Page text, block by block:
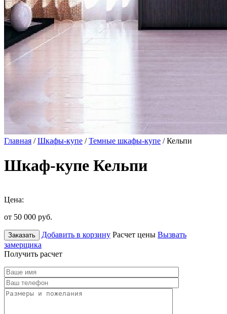
Главная /Шкафы-купе /Темные шкафы-купе / Кельпи
Шкаф-купе Кельпи
Цена:
от 50 000 руб.
Заказать Добавить в корзину Расчет цены Вызвать
замерщика
Получить расчет